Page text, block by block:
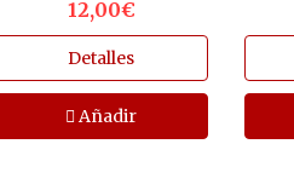
12,00€
Detalles
Añadir